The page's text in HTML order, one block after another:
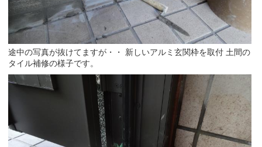
途中の写真が抜けてますが・・ 新しいアルミ玄関枠を取付 土間の
タイル補修の様子です。